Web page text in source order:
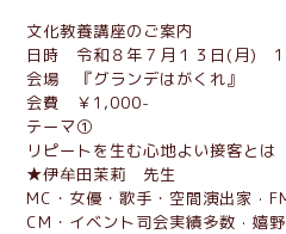
文化教養講座のご案内
日時 令和８年７月１３日(月)
会場 『グランデはがくれ』
会費 ￥1,000-
テーマ①
リピートを生む心地よい接客とは
★伊牟田茉莉 先生
MC・女優・歌手・空間演出家 ·
CM・イベント司会実績多数 · 嬉